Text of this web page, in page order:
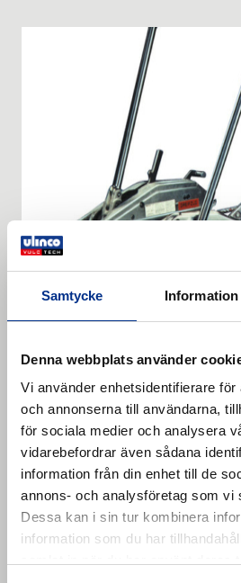
Samtycke Information
Denna webbplats använder
Vi använder enhetsidentifierare
och annonserna till användarna,
för sociala medier och analysera
vidarebefordrar även sådana
information från din enhet till de
annons- och analysföretag som vi
Dessa kan i sin tur kombinera
information som du har
Cable winches
Cable winches. Cable winch TU 8.
Läs mer